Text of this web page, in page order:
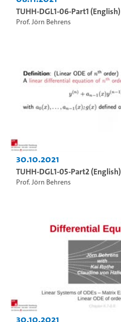
TUHH-DGL1-06-Part1 (English)
Prof. Jörn Behrens
30.10.2021
TUHH-DGL1-05-Part2 (English)
Prof. Jörn Behrens
30.10.2021